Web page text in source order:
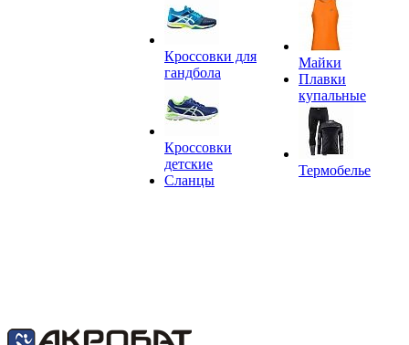
Кроссовки для
гандбола
Кроссовки
детские
Сланцы
Майки
Плавки
купальные
Термобелье